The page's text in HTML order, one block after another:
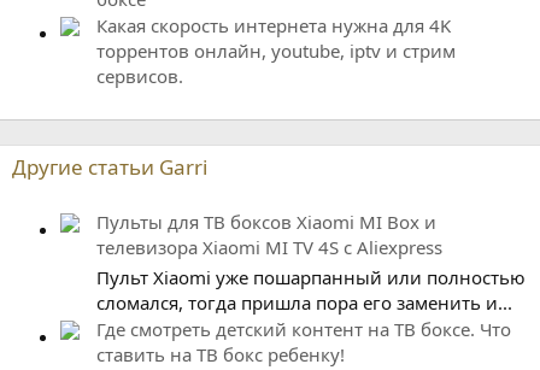
Какая скорость интернета нужна для 4K
торрентов онлайн, youtube, iptv и стрим
сервисов.
Другие статьи Garri
Пульты для ТВ боксов Xiaomi MI Box и
телевизора Xiaomi MI TV 4S с Aliexpress
Пульт Xiaomi уже пошарпанный или полностью
сломался, тогда пришла пора его заменить и...
Где смотреть детский контент на ТВ боксе. Что
ставить на ТВ бокс ребенку!